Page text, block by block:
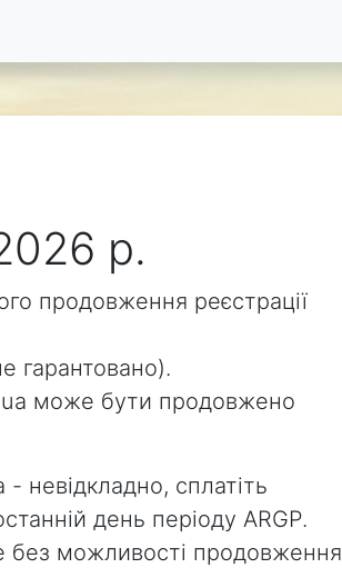
р.
продовження реєстрації
гарантовано).
може бути продовжено
невідкладно, сплатіть
день періоду ARGP.
без можливості продовження